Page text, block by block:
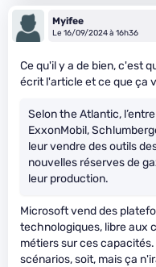
Myifee
Le 16/09/2024 à 16h36
Ce qu'il y a de bien, c'est
écrit l'article et ce que ça
Selon the Atlantic,
ExxonMobil,
leur vendre des outils
nouvelles réserves de
leur production.
Microsoft vend des
technologiques, libre aux
métiers sur ces
scénarios, soit, mais ça